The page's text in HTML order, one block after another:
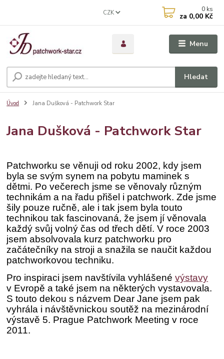
Menu
CZK
Hledat
0 ks
za 0,00 Kč
Úvod Jana Dušková - Patchwork Star
Jana Dušková - Patchwork Star
Patchworku se věnuji od roku 2002, kdy jsem
byla se svým synem na pobytu maminek s
dětmi. Po večerech jsme se věnovaly různým
technikám a na řadu přišel i patchwork. Zde jsme
šily pouze ručně, ale i tak jsem byla touto
technikou tak fascinovaná, že jsem jí věnovala
každý svůj volný čas od třech dětí. V roce 2003
jsem absolvovala kurz patchworku pro
začátečníky na stroji a snažila se naučit každou
patchworkovou techniku.
Pro inspiraci jsem navštívila vyhlášenévýstavy
v Evropě a také jsem na některých vystavovala.
S touto dekou s názvem Dear Jane jsem pak
vyhrála i návštěvnickou soutěž na mezinárodní
výstavě 5. Prague Patchwork Meeting v roce
2011.